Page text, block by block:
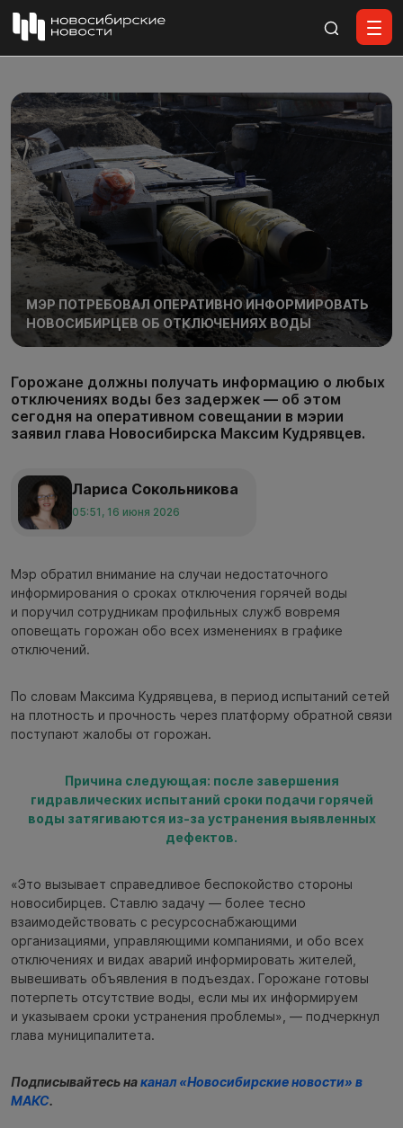
МЭР ПОТРЕБОВАЛ ОПЕРАТИВНО ИНФОРМИРОВАТЬ
НОВОСИБИРЦЕВ ОБ ОТКЛЮЧЕНИЯХ ВОДЫ
Горожане должны получать информацию о любых
отключениях воды без задержек — об этом
сегодня на оперативном совещании в мэрии
заявил глава Новосибирска Максим Кудрявцев.
Лариса Сокольникова
05:51, 16 июня 2026
Мэр обратил внимание на случаи недостаточного
информирования о сроках отключения горячей воды
и поручил сотрудникам профильных служб вовремя
оповещать горожан обо всех изменениях в графике
отключений.
По словам Максима Кудрявцева, в период испытаний сетей
на плотность и прочность через платформу обратной связи
поступают жалобы от горожан.
Причина следующая: после завершения
гидравлических испытаний сроки подачи горячей
воды затягиваются из-за устранения выявленных
дефектов.
«Это вызывает справедливое беспокойство стороны
новосибирцев. Ставлю задачу — более тесно
взаимодействовать с ресурсоснабжающими
организациями, управляющими компаниями, и обо всех
отключениях и видах аварий информировать жителей,
вывешивать объявления в подъездах. Горожане готовы
потерпеть отсутствие воды, если мы их информируем
и указываем сроки устранения проблемы», — подчеркнул
глава муниципалитета.
Подписывайтесь наканал «Новосибирские новости» в
МАКС.